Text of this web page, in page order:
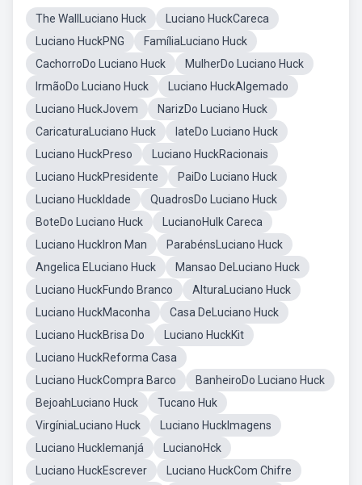
The WallLuciano Huck
Luciano HuckCareca
Luciano HuckPNG
FamíliaLuciano Huck
CachorroDo Luciano Huck
MulherDo Luciano Huck
IrmãoDo Luciano Huck
Luciano HuckAlgemado
Luciano HuckJovem
NarizDo Luciano Huck
CaricaturaLuciano Huck
IateDo Luciano Huck
Luciano HuckPreso
Luciano HuckRacionais
Luciano HuckPresidente
PaiDo Luciano Huck
Luciano HuckIdade
QuadrosDo Luciano Huck
BoteDo Luciano Huck
LucianoHulk Careca
Luciano HuckIron Man
ParabénsLuciano Huck
Angelica ELuciano Huck
Mansao DeLuciano Huck
Luciano HuckFundo Branco
AlturaLuciano Huck
Luciano HuckMaconha
Casa DeLuciano Huck
Luciano HuckBrisa Do
Luciano HuckKit
Luciano HuckReforma Casa
Luciano HuckCompra Barco
BanheiroDo Luciano Huck
BejoahLuciano Huck
Tucano Huk
VirgíniaLuciano Huck
Luciano HuckImagens
Luciano HuckIemanjá
LucianoHck
Luciano HuckEscrever
Luciano HuckCom Chifre